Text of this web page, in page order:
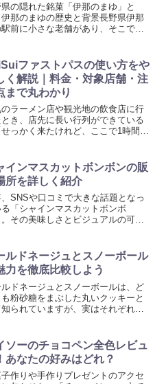
の隠れた銘菓「伊那のまゆ」と
伊那のまゆの歴史と背景長野県伊那
前に小さな老舗があり、そこで生
に着想を得て、繭（まゆ）をかたど
愛らしい姿に仕立てられ...
ファストパスの使い方をや
く解説｜料金・対象店舗・注
まで丸わかり
のラーメン店や観光地の飲食店に行
とき、店先に長い行列ができている
せっかく来たけれど、ここで1時間並
飲食店向けの優先入店サービス
ファストパス...
インマスカットボンボンの販
所を詳しく紹介
SNSや口コミで大きな話題となっ
「シャインマスカットボンボ
。その美味しさとビジュアルの可愛
？」「売ってる場所が分からない」
った声も少なくありませ...
ルドネージュとスノーボール
力を徹底比較しよう
ルドネージュとスノーボールは、ど
粉砂糖をまぶした丸いクッキーと
知られていますが、実はそれぞれに
か。本記事では、材料、作り方、食
風味、人気の違いを徹...
ソーのチョコペン全色レビュ
あなたの好みはどれ？
子作りや手作りプレゼントのアクセ